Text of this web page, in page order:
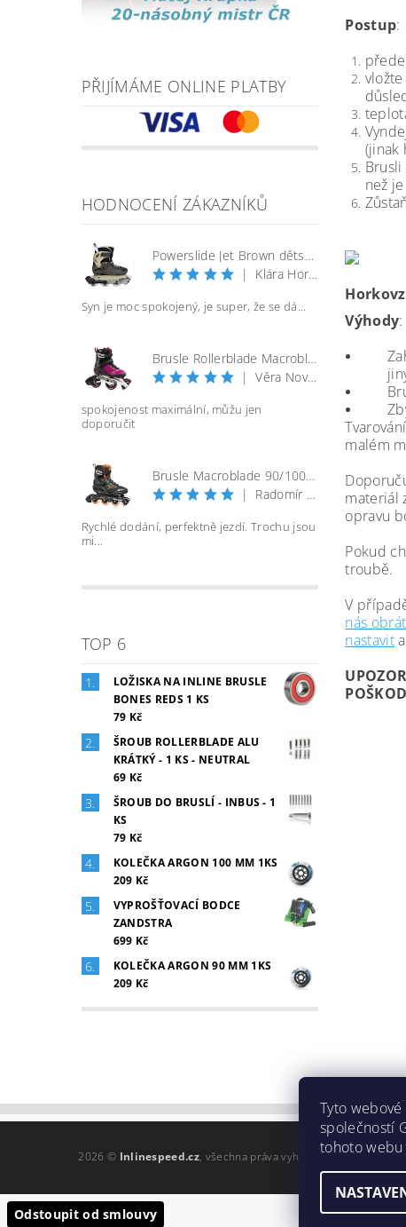
PŘIJÍMÁME ONLINE PLATBY
HODNOCENÍ ZÁKAZNÍKŮ
Powerslide Jet Brown dětské kolečkové brusle
|
Klára Horáčková
Syn je moc spokojený, je super, že se dá...
Brusle Rollerblade Macroblade 100 3WD W - vel. 40
|
Věra Nováková
spokojenost maximální, můžu jen
doporučit
Brusle Macroblade 90/100 BOA - černá/orange
|
Radomír Bureš
Rychlé dodání, perfektně jezdí. Trochu jsou
mi...
TOP 6
LOŽISKA NA INLINE BRUSLE
BONES REDS 1 KS
79 Kč
ŠROUB ROLLERBLADE ALU
KRÁTKÝ - 1 KS - NEUTRAL
69 Kč
ŠROUB DO BRUSLÍ - INBUS - 1
KS
79 Kč
KOLEČKA ARGON 100 MM 1KS
209 Kč
VYPROŠŤOVACÍ BODCE
ZANDSTRA
699 Kč
KOLEČKA ARGON 90 MM 1KS
209 Kč
Postup:
(jinak
než
Výhody:
malém
materiál
opravu
Pokud
troubě.
V
nás
nastavit
2026 © Inlinespeed.cz, všechna práva vyhrazena
Odstoupit od smlouvy
Tyto
společností
tohoto webu